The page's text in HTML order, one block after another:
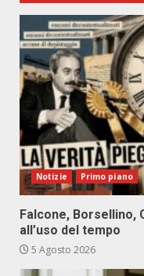
Notizie Primo piano
Falcone, Borsellino,
all’uso del tempo
5 Agosto 2026